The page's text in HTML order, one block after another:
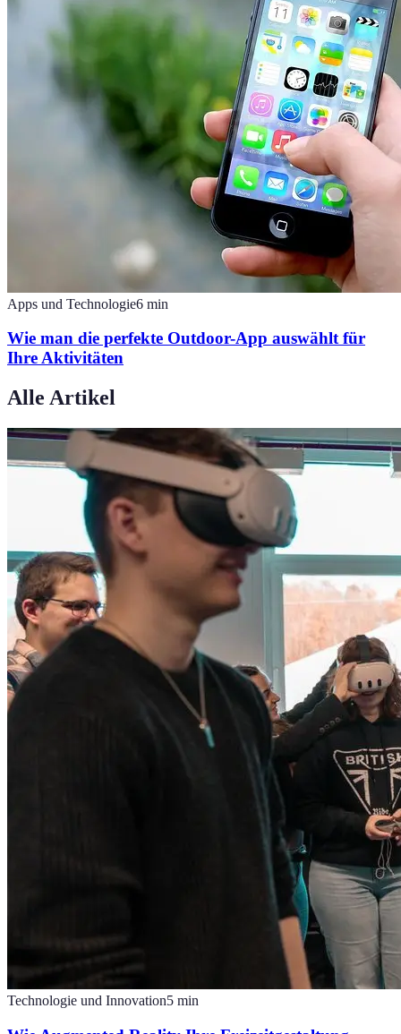
Apps und Technologie6 min
Wie man die perfekte Outdoor-App auswählt für
Ihre Aktivitäten
Alle Artikel
Technologie und Innovation5 min